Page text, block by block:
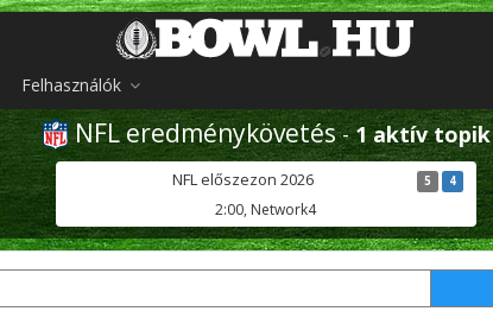
Felhasználók
NFL eredménykövetés -1 aktív topik
NFL előszezon 2026 5 4
2:00, Network4